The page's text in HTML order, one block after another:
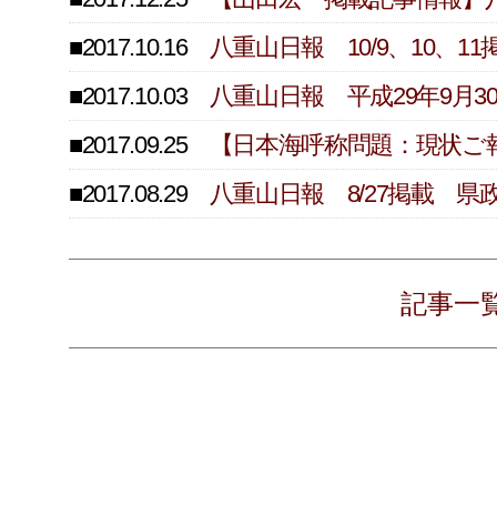
■2017.10.16 八重山日報 10/9、10、11
■2017.10.03 八重山日報 平成29年9月
■2017.09.25
【日本海呼称問題：現状ご
■2017.08.29 八重山日報 8/27掲載 県
記事一